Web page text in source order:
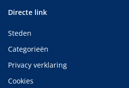
Directe link
Steden
Categorieën
Privacy verklaring
Cookies